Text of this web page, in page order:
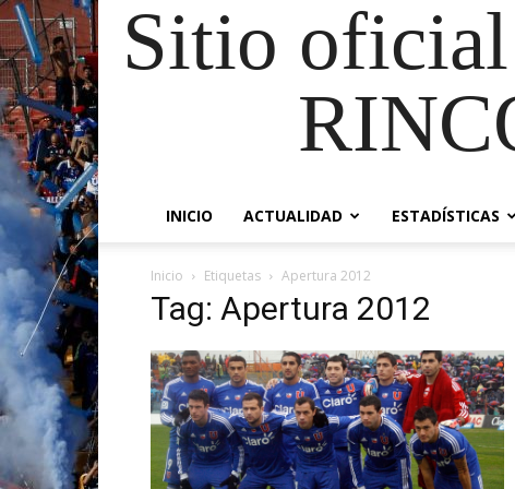
Sitio
INICIO ACTUALIDAD ESTADÍSTICAS
Inicio Etiquetas Apertura 2012
Tag: Apertura 2012